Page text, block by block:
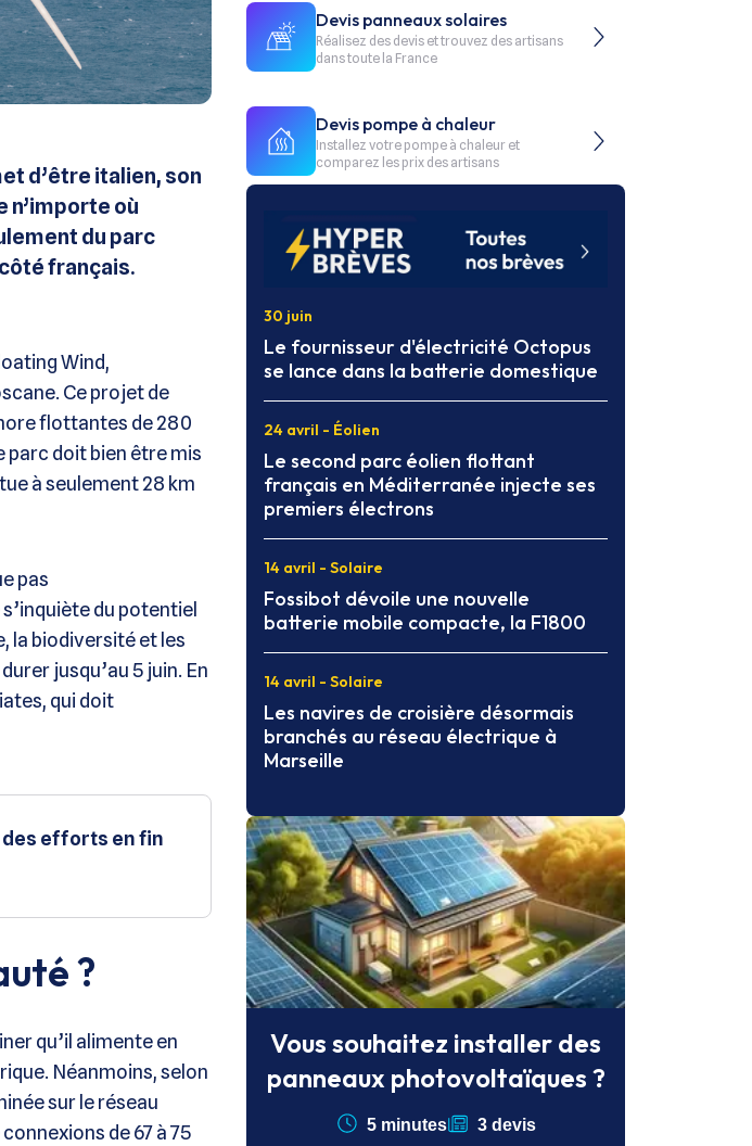
d’être italien, son
n’importe où
du parc
français.
Wind,
Ce projet de
flottantes de 280
parc doit bien être mis
à seulement 28 km
pas
du potentiel
la biodiversité et les
jusqu’au 5 juin. En
qui doit
des efforts en fin
?
qu’il alimente en
Néanmoins, selon
sur le réseau
de 67 à 75
Devis panneaux solaires
Réalisez des devis et trouvez des artisans
dans toute la France
Devis pompe à chaleur
Installez votre pompe à chaleur et
comparez les prix des artisans
30 juin
Le fournisseur d'électricité Octopus
se lance dans la batterie domestique
24 avril - Éolien
Le second parc éolien flottant
français en Méditerranée injecte ses
premiers électrons
14 avril - Solaire
Fossibot dévoile une nouvelle
batterie mobile compacte, la F1800
14 avril - Solaire
Les navires de croisière désormais
branchés au réseau électrique à
Marseille
Vous souhaitez installer des
panneaux photovoltaïques ?
5 minutes 3 devis